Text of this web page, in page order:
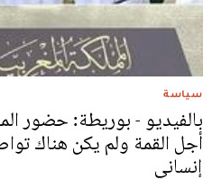
سياسة
بالفيديو - بوريطة: حضور
أجل القمة ولم يكن هناك
إنساني